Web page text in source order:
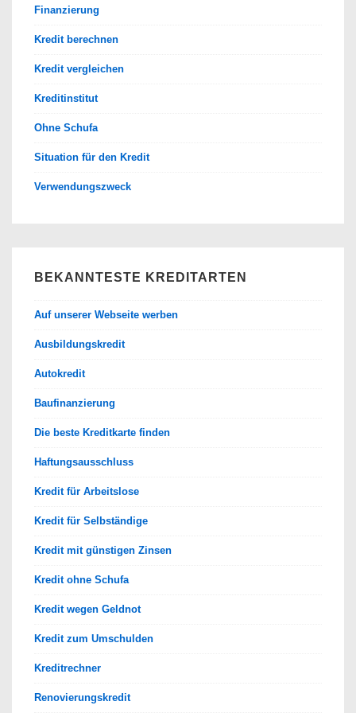
Finanzierung
Kredit berechnen
Kredit vergleichen
Kreditinstitut
Ohne Schufa
Situation für den Kredit
Verwendungszweck
BEKANNTESTE KREDITARTEN
Auf unserer Webseite werben
Ausbildungskredit
Autokredit
Baufinanzierung
Die beste Kreditkarte finden
Haftungsausschluss
Kredit für Arbeitslose
Kredit für Selbständige
Kredit mit günstigen Zinsen
Kredit ohne Schufa
Kredit wegen Geldnot
Kredit zum Umschulden
Kreditrechner
Renovierungskredit